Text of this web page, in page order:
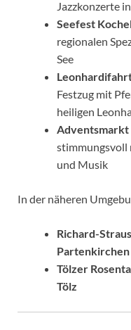
Jazzkonzerte
Seefest
regionalen
See
Festzug mit
heiligen
stimmungsvoll
und Musik
In der näheren
Richard-
Partenkirchen
Tölzer
Tölz